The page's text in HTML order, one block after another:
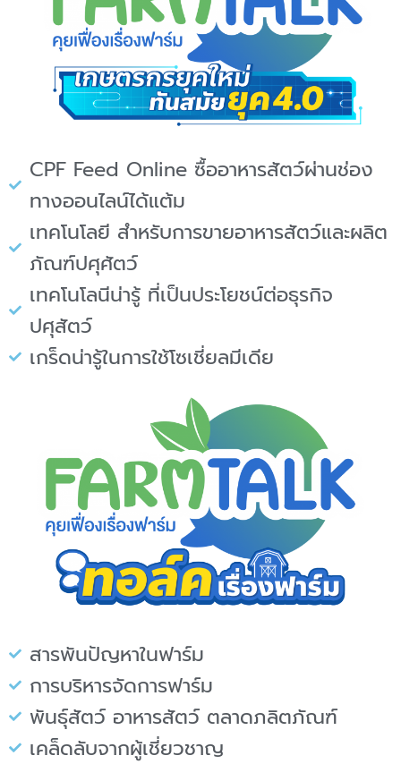
CPF Feed Online ซื้ออาหารสัตว์ผ่านช่อง
ทางออนไลน์ได้แต้ม
เทคโนโลยี สำหรับการขายอาหารสัตว์และผลิต
ภัณฑ์ปศุศัตว์
เทคโนโลนีน่ารู้ ที่เป็นประโยชน์ต่อธุรกิจ
ปศุสัตว์
เกร็ดน่ารู้ในการใช้โซเชี่ยลมีเดีย
สารพันปัญหาในฟาร์ม
การบริหารจัดการฟาร์ม
พันธุ์สัตว์ อาหารสัตว์ ตลาดภลิตภัณฑ์
เคล็ดลับจากผู้เชี่ยวชาญ